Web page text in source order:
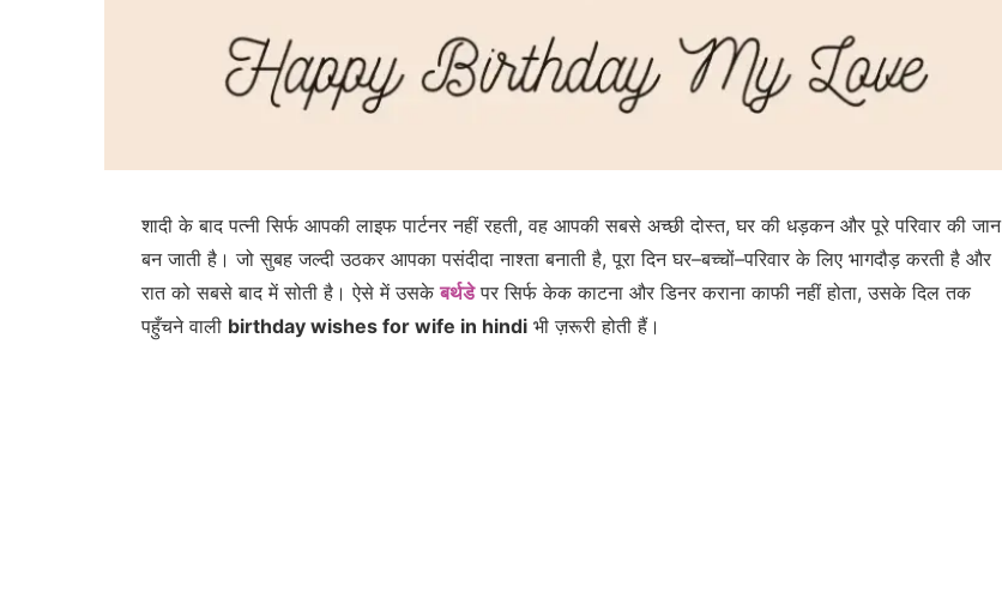
शादी के बाद पत्नी सिर्फ आपकी लाइफ पार्टनर नहीं रहती, वह आपकी सबसे अच्छी दोस्त, घर की धड़कन और पूरे परिवार की जान
बन जाती है। जो सुबह जल्दी उठकर आपका पसंदीदा नाश्ता बनाती है, पूरा दिन घर–बच्चों–परिवार के लिए भागदौड़ करती है और
रात को सबसे बाद में सोती है। ऐसे में उसकेबर्थडेपर सिर्फ केक काटना और डिनर कराना काफी नहीं होता, उसके दिल तक
पहुँचने वाली birthday wishes for wife in hindiभी ज़रूरी होती हैं।